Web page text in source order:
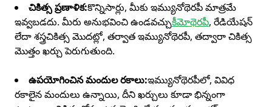
చికిత్స ప్రణాళిక:కొన్నిసార్లు, మీకు ఇమ్యునోథెరపీ మాత్రమే
ఇవ్వబడదు. మీరు అనుభవించి ఉండవచ్చుకీమోథెరపీ, రేడియేషన్
లేదా శస్త్రచికిత్స మొదట్లో, తర్వాత ఇమ్యునోథెరపీ, తద్వారా చికిత్స
మొత్తం ఖర్చు పెరుగుతుంది.
ఉపయోగించిన మందుల రకాలు:ఇమ్యునోథెరపీలో, వివిధ
రకాలైన మందులు ఉన్నాయి, దీని ఖర్చులు కూడా భిన్నంగా